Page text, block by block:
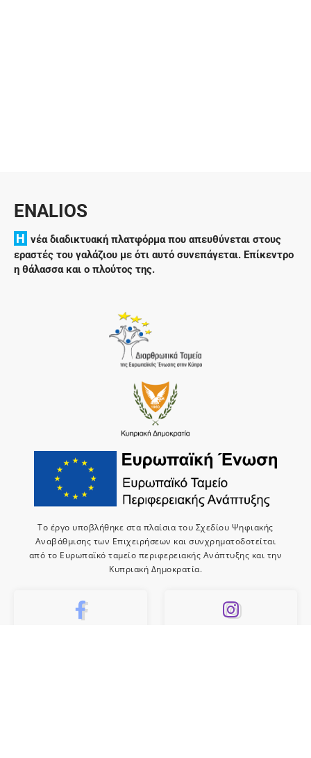
ENALIOS
H νέα διαδικτυακή πλατφόρμα που απευθύνεται στους
εραστές του γαλάζιου με ότι αυτό συνεπάγεται. Επίκεντρο
η θάλασσα και ο πλούτος της.
Το έργο υποβλήθηκε στα πλαίσια του Σχεδίου Ψηφιακής
Αναβάθμισης των Επιχειρήσεων και συνχρηματοδοτείται
από το Ευρωπαϊκό ταμείο περιφερειακής Ανάπτυξης και την
Κυπριακή Δημοκρατία.